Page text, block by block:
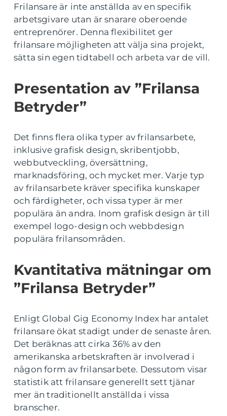
Frilansare är inte anställda av en specifik
arbetsgivare utan är snarare oberoende
entreprenörer. Denna flexibilitet ger
frilansare möjligheten att välja sina projekt,
sätta sin egen tidtabell och arbeta var de vill.
Presentation av ”Frilansa
Betryder”
Det finns flera olika typer av frilansarbete,
inklusive grafisk design, skribentjobb,
webbutveckling, översättning,
marknadsföring, och mycket mer. Varje typ
av frilansarbete kräver specifika kunskaper
och färdigheter, och vissa typer är mer
populära än andra. Inom grafisk design är till
exempel logo-design och webbdesign
populära frilansområden.
Kvantitativa mätningar om
”Frilansa Betryder”
Enligt Global Gig Economy Index har antalet
frilansare ökat stadigt under de senaste åren.
Det beräknas att cirka 36% av den
amerikanska arbetskraften är involverad i
någon form av frilansarbete. Dessutom visar
statistik att frilansare generellt sett tjänar
mer än traditionellt anställda i vissa
branscher.